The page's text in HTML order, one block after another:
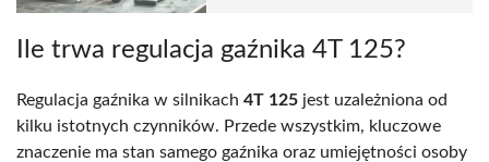
Ile trwa regulacja gaźnika 4T 125?
Regulacja gaźnika w silnikach 4T 125 jest uzależniona od
kilku istotnych czynników. Przede wszystkim, kluczowe
znaczenie ma stan samego gaźnika oraz umiejętności osoby